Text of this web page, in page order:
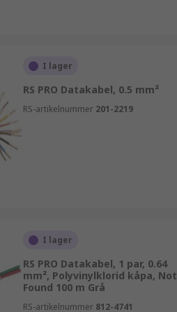
I lager
RS PRO Datakabel, 0.5 mm²
RS-artikelnummer 201-2219
I lager
RS PRO Datakabel, 1 par, 0.64
mm², Polyvinylklorid kåpa, Not
Found 100 m Grå
RS-artikelnummer 812-4741